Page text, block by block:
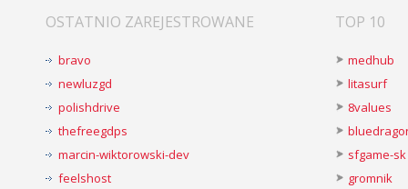
OSTATNIO ZAREJESTROWANE
bravo
newluzgd
polishdrive
thefreegdps
marcin-wiktorowski-dev
feelshost
TOP 10
medhub
litasurf
8values
sfgame-sk
gromnik